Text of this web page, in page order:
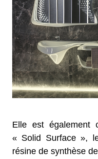
Elle est également
« Solid Surface »,
résine de synthèse